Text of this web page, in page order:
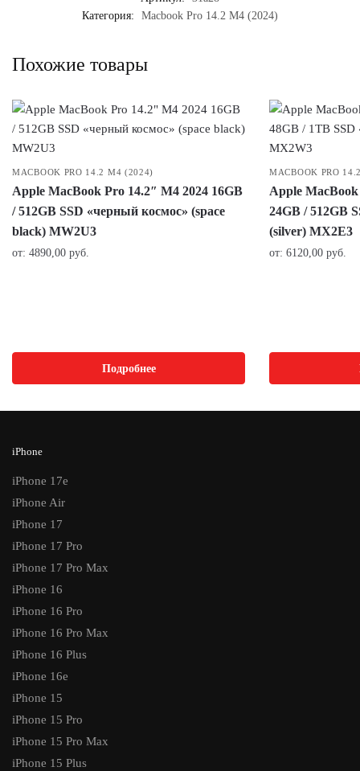
Категория:
Macbook Pro 14.2 M4 (2024)
Похожие товары
MACBOOK PRO 14.2 M4 (2024)
Apple MacBook Pro 14.2″ M4 2024 16GB
/ 512GB SSD «черный космос» (space
black) MW2U3
от: 4890,00 руб.
Подробнее
MACBOOK PRO
Apple
24GB / 512GB
(silver) MX2E3
от: 6120,00 руб.
iPhone
iPhone 17e
iPhone Air
iPhone 17
iPhone 17 Pro
iPhone 17 Pro Max
iPhone 16
iPhone 16 Pro
iPhone 16 Pro Max
iPhone 16 Plus
iPhone 16e
iPhone 15
iPhone 15 Pro
iPhone 15 Pro Max
iPhone 15 Plus